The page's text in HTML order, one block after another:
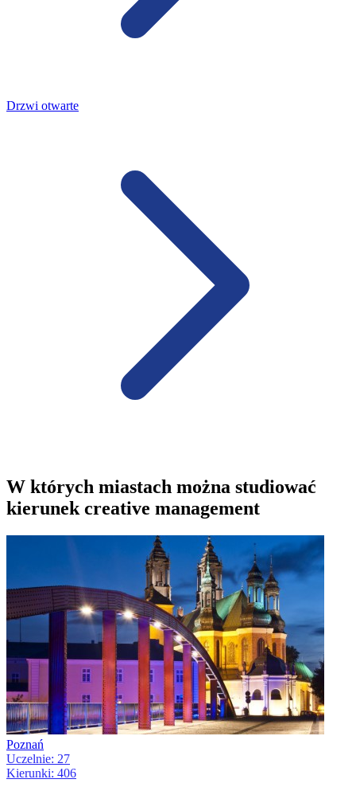
Drzwi otwarte
W których miastach można studiować
kierunek creative management
Poznań
Uczelnie: 27
Kierunki: 406